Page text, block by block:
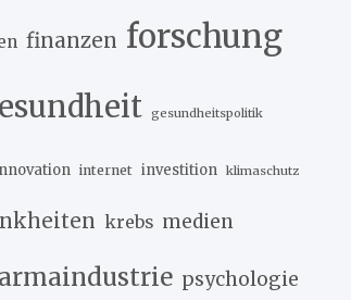
finanzen forschung
gesundheitspolitik
internet investition klimaschutz
krebs medien
psychologie